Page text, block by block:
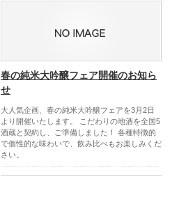
春の純米大吟醸フェア開催のお知ら
せ
大人気企画、春の純米大吟醸フェアを3月2日
より開催いたします。 こだわりの地酒を全国5
酒蔵と契約し、ご準備しました！ 各種特徴的
で個性的な味わいで、飲み比べもお楽しみくだ
さい。